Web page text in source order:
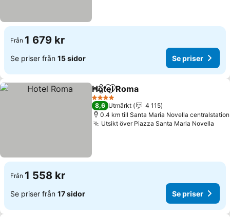
Från 1 679 kr
Se priser från 15 sidor Se priser
Dela Lägg till i Mina Favoriter
Hotel Roma
4 Stjärnor
8,6 Utmärkt
4 115
0.4 km till Santa Maria Novella centralstation
Utsikt över Piazza Santa Maria Novella
Från 1 558 kr
Se priser från 17 sidor Se priser